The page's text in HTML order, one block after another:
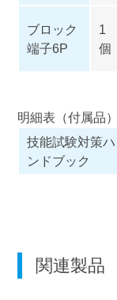
ブロック
端子6P
1
個
明細表（付属品）
技能試験対策ハ
ンドブック
関連製品